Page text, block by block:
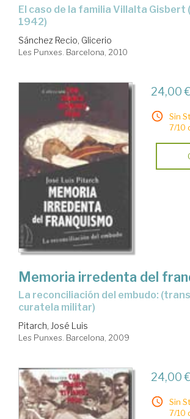
el caso de la familia Villalta Gisbert (Alicante 1939-
1942)
Sánchez Recio, Glicerio
Les Punxes. Barcelona, 2010
24,00 €
Sin
7/10
Memoria irredenta del
la reconciliación del embudo: (transición bajo
curatela militar)
Pitarch, José Luis
Les Punxes. Barcelona, 2009
24,00 €
Sin
7/10